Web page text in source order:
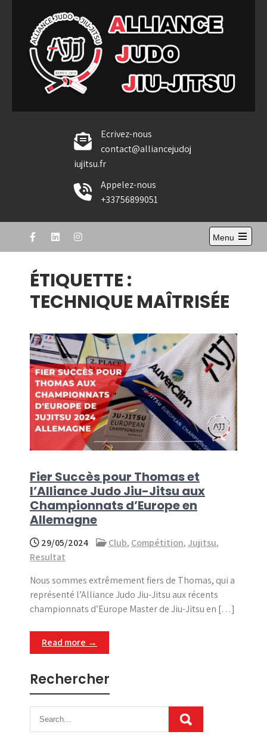
content
Alliance Judo Jiu-jitsu
Ecrivez-nous
contact@alliancejudoj
iujitsu.fr
Appelez-nous
+33756899051
Menu
Open
ÉTIQUETTE :
TECHNIQUE MAÎTRISÉE
Fier Succès pour Thomas et
l’Alliance Judo Jiu-Jitsu aux
Championnats d’Europe en
Allemagne
29/05/2024 Club, Compétition, Jujitsu,
Resultat
Nous sommes extrêmement fiers de Thomas, qui a
représenté l’Alliance Judo Jiu-Jitsu aux récents
championnats d’Europe Master de Jiu-Jitsu en […]
Read more →
Rechercher